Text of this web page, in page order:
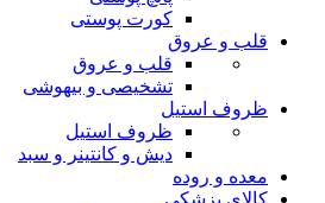
کورت پوستی
قلب و عروق
قلب و عروق
تشخیصی و بیهوشی
ظروف استیل
ظروف استیل
دیش و کانتینر و سبد
معده و روده
کالای پزشکی